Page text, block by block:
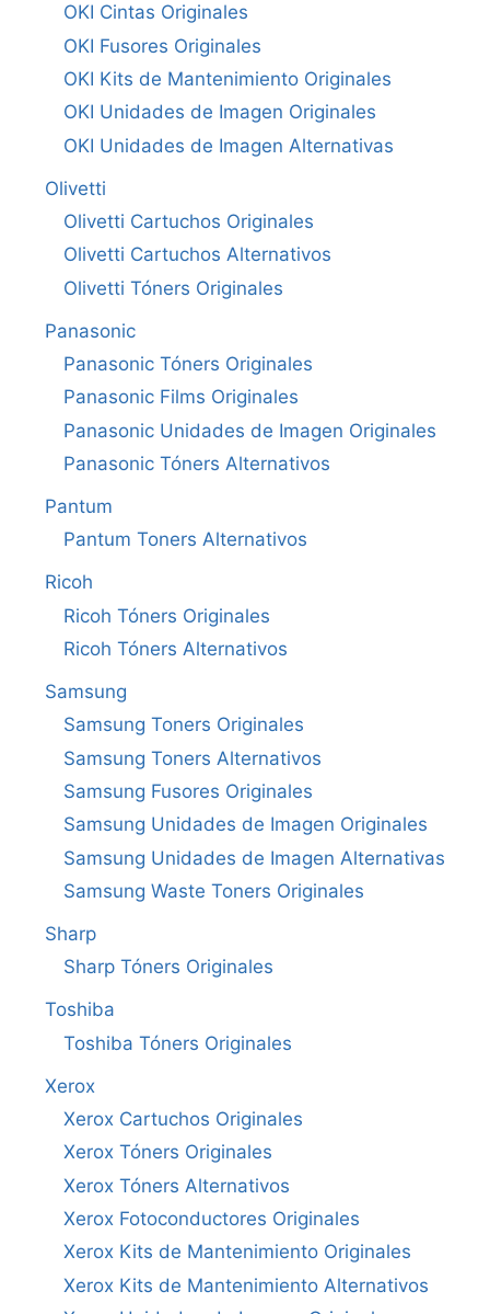
OKI Cintas Originales
OKI Fusores Originales
OKI Kits de Mantenimiento Originales
OKI Unidades de Imagen Originales
OKI Unidades de Imagen Alternativas
Olivetti
Olivetti Cartuchos Originales
Olivetti Cartuchos Alternativos
Olivetti Tóners Originales
Panasonic
Panasonic Tóners Originales
Panasonic Films Originales
Panasonic Unidades de Imagen Originales
Panasonic Tóners Alternativos
Pantum
Pantum Toners Alternativos
Ricoh
Ricoh Tóners Originales
Ricoh Tóners Alternativos
Samsung
Samsung Toners Originales
Samsung Toners Alternativos
Samsung Fusores Originales
Samsung Unidades de Imagen Originales
Samsung Unidades de Imagen Alternativas
Samsung Waste Toners Originales
Sharp
Sharp Tóners Originales
Toshiba
Toshiba Tóners Originales
Xerox
Xerox Cartuchos Originales
Xerox Tóners Originales
Xerox Tóners Alternativos
Xerox Fotoconductores Originales
Xerox Kits de Mantenimiento Originales
Xerox Kits de Mantenimiento Alternativos